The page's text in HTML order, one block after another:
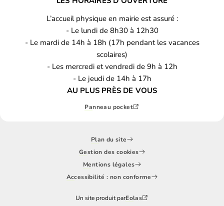
L’accueil physique en mairie est assuré :
- Le lundi de 8h30 à 12h30
- Le mardi de 14h à 18h (17h pendant les vacances
scolaires)
- Les mercredi et vendredi de 9h à 12h
- Le jeudi de 14h à 17h
AU PLUS PRÈS DE VOUS
Panneau pocket
Plan du site
Gestion des cookies
Mentions légales
Accessibilité : non conforme
Un site produit parEolas